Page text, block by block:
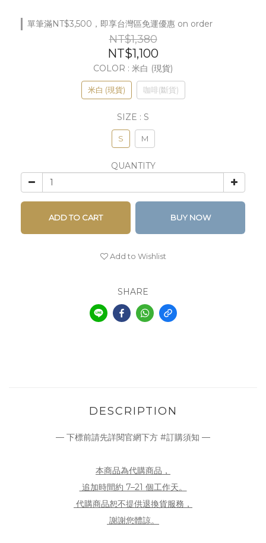
單筆滿NT$3,500，即享台灣區免運優惠 on order
NT$1,380
NT$1,100
COLOR : 米白 (現貨)
米白 (現貨) 咖啡(斷貨)
SIZE : S
S M
QUANTITY
ADD TO CART BUY NOW
Add to Wishlist
SHARE
DESCRIPTION
— 下標前請先詳閱官網下方 #訂購須知 —
本商品為代購商品，
追加時間約 7–21 個工作天。
代購商品恕不提供退換貨服務，
謝謝您體諒。